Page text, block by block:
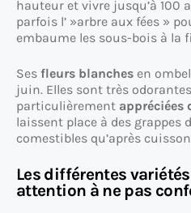
hauteur et vivre jusqu’à 100
parfois l’ »arbre aux fées »
embaume les sous-bois à la
Ses fleurs blanches en
juin. Elles sont très
particulièrement appréciées
laissent place à des grappes
comestibles qu’après
Les différentes
attention à ne pas